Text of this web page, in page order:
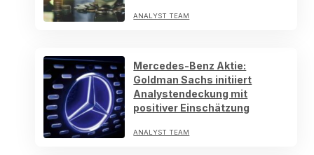
ANALYST TEAM
Mercedes-Benz Aktie:
Goldman Sachs initiiert
Analystendeckung mit
positiver Einschätzung
ANALYST TEAM